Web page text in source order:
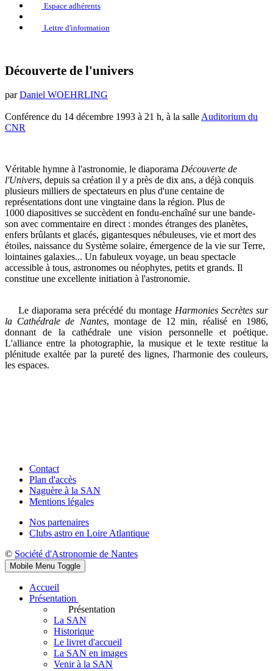
Espace adhérents
Lettre d'information
Découverte de l'univers
parDaniel WOEHRLING
Conférence du 14 décembre 1993 à 21 h, à la salle Auditorium du
CNR
Véritable hymne à l'astronomie, le diaporama Découverte de
l'Univers, depuis sa création il y a près de dix ans, a déjà conquis
plusieurs milliers de spectateurs en plus d'une centaine de
représentations dont une vingtaine dans la région. Plus de
1000 diapositives se succèdent en fondu-enchaîné sur une bande-
son avec commentaire en direct : mondes étranges des planètes,
enfers brûlants et glacés, gigantesques nébuleuses, vie et mort des
étoiles, naissance du Système solaire, émergence de la vie sur Terre,
lointaines galaxies... Un fabuleux voyage, un beau spectacle
accessible à tous, astronomes ou néophytes, petits et grands. Il
constitue une excellente initiation à l'astronomie.
Le diaporama sera précédé du montage Harmonies Secrètes sur
la Cathédrale de Nantes, montage de 12 min, réalisé en 1986,
donnant de la cathédrale une vision personnelle et poétique.
L'alliance entre la photographie, la musique et le texte restitue la
plénitude exaltée par la pureté des lignes, l'harmonie des couleurs,
les espaces.
Contact
Plan d'accès
Naguère à la SAN
Mentions légales
Nos partenaires
Clubs astro en Loire Atlantique
© Société d'Astronomie de Nantes
Mobile Menu Toggle
Accueil
Présentation
Présentation
La SAN
Historique
Le livret d'accueil
La SAN en images
Venir à la SAN